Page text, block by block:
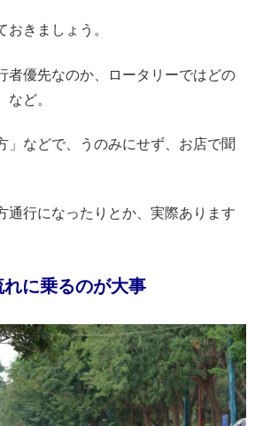
きましょう。
者優先なのか、ロータリーではどの
など。
」などで、うのみにせず、お店で聞
通行になったりとか、実際あります
に乗るのが大事